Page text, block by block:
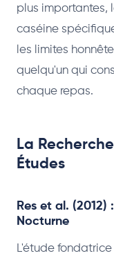
plus importantes,
caséine
les limites
quelqu'un qui
chaque repas.
La
Études
Res et al. (2012)
Nocturne
L'étude